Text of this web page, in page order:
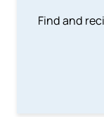
Find and